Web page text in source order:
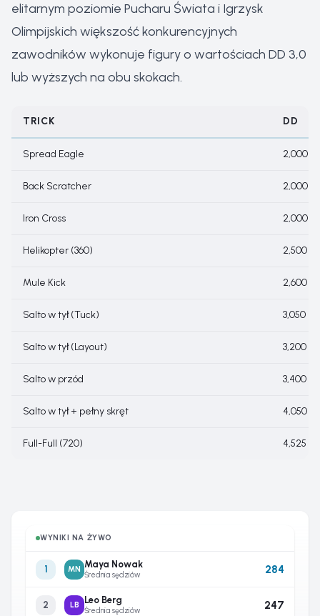
elitarnym poziomie Pucharu Świata i Igrzysk
Olimpijskich większość konkurencyjnych
zawodników wykonuje figury o wartościach DD 3,0
lub wyższych na obu skokach.
TRICK DD
Spread Eagle 2,000
Back Scratcher 2,000
Iron Cross 2,000
Helikopter (360) 2,500
Mule Kick 2,600
Salto w tył (Tuck) 3,050
Salto w tył (Layout) 3,200
Salto w przód 3,400
Salto w tył + pełny skręt 4,050
Full-Full (720) 4,525
WYNIKI NA ŻYWO
1 MN Maya Nowak
Średnia sędziów 284
2 LB Leo Berg
Średnia sędziów 247